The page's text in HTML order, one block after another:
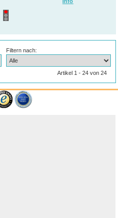
Filtern nach:
Artikel 1 - 24 von 24